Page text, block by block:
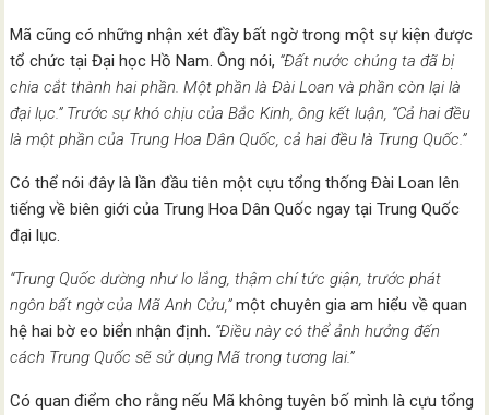
Mã cũng có những nhận xét đầy bất ngờ trong một sự kiện được
tổ chức tại Đại học Hồ Nam. Ông nói, “Đất nước chúng ta đã bị
chia cắt thành hai phần. Một phần là Đài Loan và phần còn lại là
đại lục.” Trước sự khó chịu của Bắc Kinh, ông kết luận, “Cả hai đều
là một phần của Trung Hoa Dân Quốc, cả hai đều là Trung Quốc.”
Có thể nói đây là lần đầu tiên một cựu tổng thống Đài Loan lên
tiếng về biên giới của Trung Hoa Dân Quốc ngay tại Trung Quốc
đại lục.
“Trung Quốc dường như lo lắng, thậm chí tức giận, trước phát
ngôn bất ngờ của Mã Anh Cửu,”một chuyên gia am hiểu về quan
hệ hai bờ eo biển nhận định. “Điều này có thể ảnh hưởng đến
cách Trung Quốc sẽ sử dụng Mã trong tương lai.”
Có quan điểm cho rằng nếu Mã không tuyên bố mình là cựu tổng